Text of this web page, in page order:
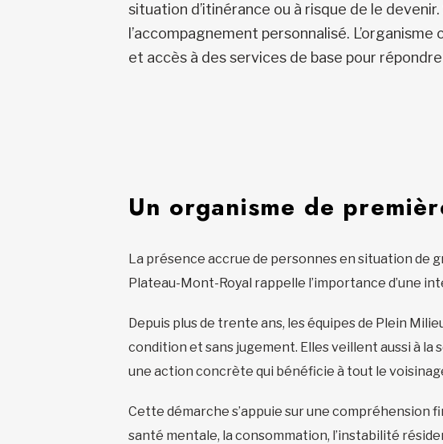
situation d’itinérance ou à risque de le
l’accompagnement personnalisé.
et accès à des services de base pour
Un organisme de
La présence accrue de personnes en situation de
Plateau-Mont-Royal rappelle l’importance d’une
Depuis plus de trente ans, les équipes de Plein
condition et sans jugement. Elles veillent aussi à
une action concrète qui bénéficie à tout le
Cette démarche s’appuie sur une compréhension
santé mentale, la consommation, l’instabilité